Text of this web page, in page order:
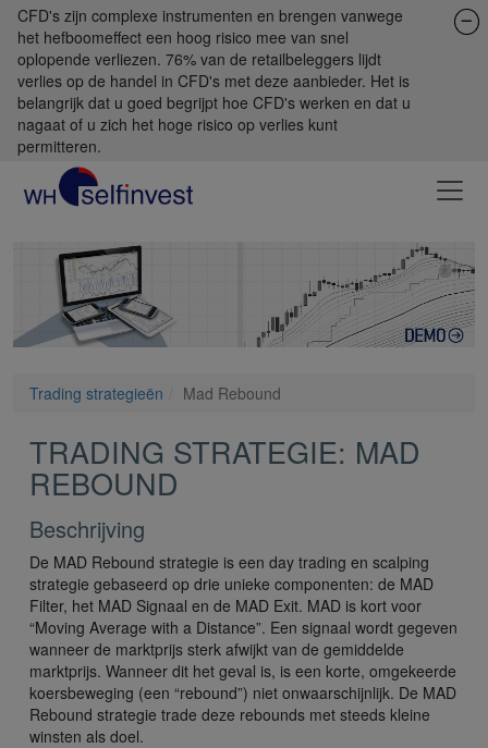
CFD's zijn complexe instrumenten en brengen vanwege
het hefboomeffect een hoog risico mee van snel
oplopende verliezen. 76% van de retailbeleggers lijdt
verlies op de handel in CFD's met deze aanbieder. Het is
belangrijk dat u goed begrijpt hoe CFD's werken en dat u
nagaat of u zich het hoge risico op verlies kunt
permitteren.
Trading strategieën Mad Rebound
TRADING STRATEGIE: MAD
REBOUND
Beschrijving
De MAD Rebound strategie is een day trading en scalping
strategie gebaseerd op drie unieke componenten: de MAD
Filter, het MAD Signaal en de MAD Exit. MAD is kort voor
“Moving Average with a Distance”. Een signaal wordt gegeven
wanneer de marktprijs sterk afwijkt van de gemiddelde
marktprijs. Wanneer dit het geval is, is een korte, omgekeerde
koersbeweging (een “rebound”) niet onwaarschijnlijk. De MAD
Rebound strategie trade deze rebounds met steeds kleine
winsten als doel.